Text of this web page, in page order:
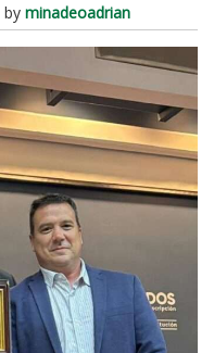
by minadeoadrian